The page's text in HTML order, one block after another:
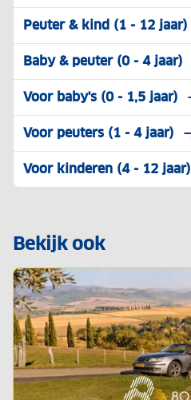
Peuter & kind (1 - 12 jaar)
Baby & peuter (0 - 4 jaar)
Voor baby's (0 - 1,5 jaar)
Voor peuters (1 - 4 jaar)
Voor kinderen (4 - 12 jaar)
Bekijk ook